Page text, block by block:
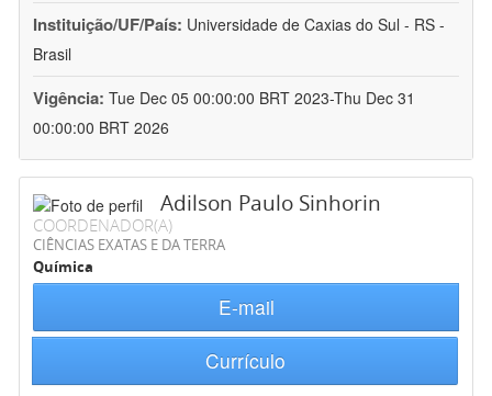
Instituição/UF/País: Universidade de Caxias do Sul - RS -
Brasil
Vigência: Tue Dec 05 00:00:00 BRT 2023-Thu Dec 31
00:00:00 BRT 2026
Adilson Paulo Sinhorin
COORDENADOR(A)
CIÊNCIAS EXATAS E DA TERRA
Química
E-mail
Currículo